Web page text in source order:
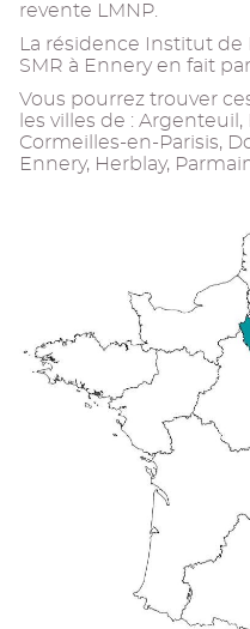
revente LMNP.
La résidence Institut
SMR à Ennery en fait
Vous pourrez trouver
les villes de :
Cormeilles-en-Parisis,
Ennery, Herblay,